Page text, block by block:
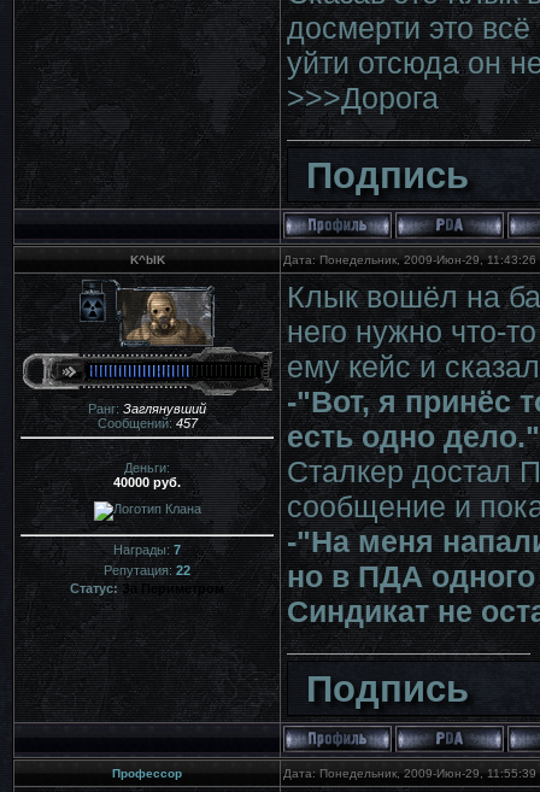
досмерти это
уйти отсюда он
>>>Дорога
Подпись
K^bIK Дата: Понедельник, 2009-Июн-29,
Ранг: Заглянувший
Сообщений:457
Деньги:
40000 руб.
Награды:7
Репутация:22
Статус:За Периметром
Клык вошёл на
него нужно что-
ему кейс и
-"Вот, я принёс
есть одно дело."
Сталкер достал
сообщение и
-"На меня
но в ПДА одного
Синдикат не
Подпись
Профессор Дата: Понедельник, 2009-Июн-29,